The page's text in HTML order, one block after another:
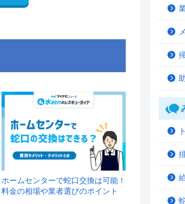
ホームセンターで蛇口交換は可能！
料金の相場や業者選びのポイント